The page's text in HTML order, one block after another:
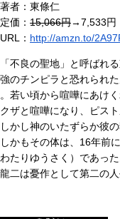
著者：東條仁
定価： 15,066円→7,533円
URL： http://amzn.to/
「不良の聖地」と呼ばれ
強のチンピラと恐れられ
。若い頃から喧嘩にあけ
クザと喧嘩になり、ピス
しかし神のいたずらか彼
しかもその体は、16年前
わたりゆうさく）であった
龍二は憂作として第二の